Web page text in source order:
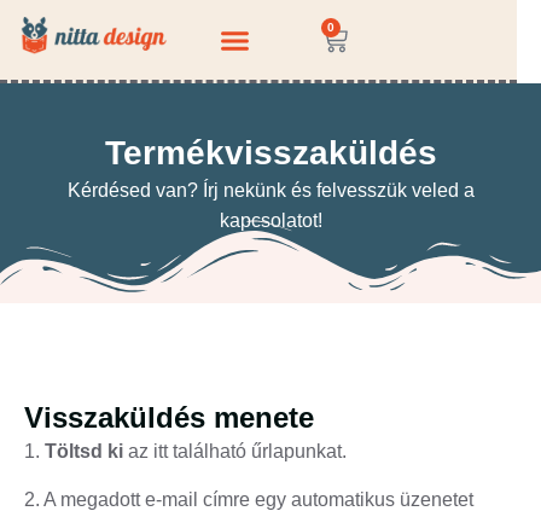
0
Termékvisszaküldés
Kérdésed van? Írj nekünk és felvesszük veled a
kapcsolatot!
Visszaküldés menete
1. Töltsd ki az itt található űrlapunkat.
2. A megadott e-mail címre egy automatikus üzenetet